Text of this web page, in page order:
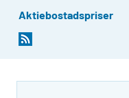
Aktiebostadspriser